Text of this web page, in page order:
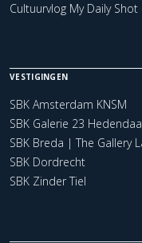
Cultuurvlog My Daily
VESTIGINGEN
SBK Amsterdam KNSM
SBK Galerie 23
SBK Breda | The Gallery
SBK Dordrecht
SBK Zinder Tiel